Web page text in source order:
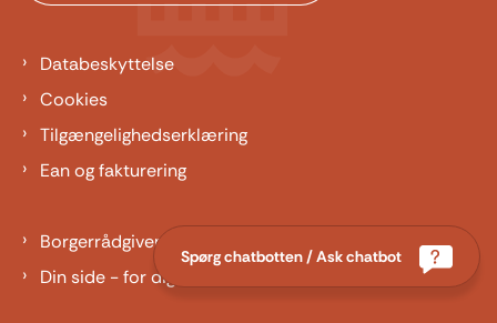
Databeskyttelse
Cookies
Tilgængelighedserklæring
Ean og fakturering
Borgerrådgiver
Din side - for dig der er barn eller ung
Spørg chatbotten / Ask chatbot